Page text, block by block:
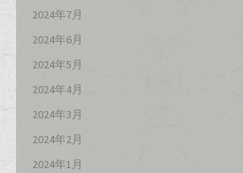
2024年7月
2024年6月
2024年5月
2024年4月
2024年3月
2024年2月
2024年1月